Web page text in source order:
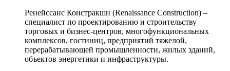
Ренейссанс Констракшн (Renaissance Construction) –
специалист по проектированию и строительству
торговых и бизнес-центров, многофункциональных
комплексов, гостиниц, предприятий тяжелой,
перерабатывающей промышленности, жилых зданий,
объектов энергетики и инфраструктуры.